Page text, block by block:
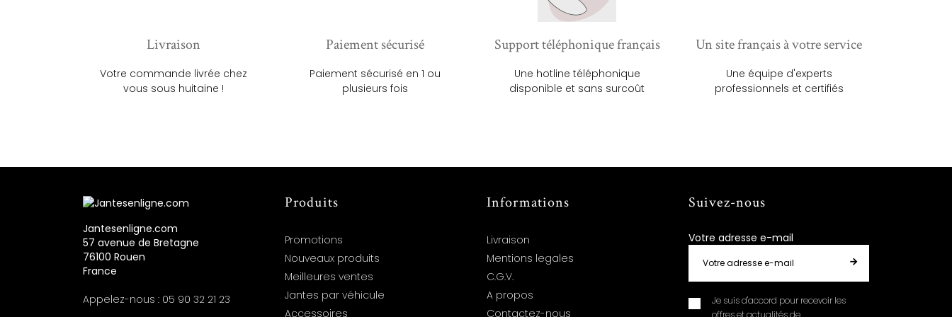
Livraison
Votre commande livrée chez
vous sous huitaine !
Paiement sécurisé
Paiement sécurisé en 1 ou
plusieurs fois
Support téléphonique français
Une hotline téléphonique
disponible et sans surcoût
Un site français à votre service
Une équipe d'experts
professionnels et certifiés
Jantesenligne.com
57 avenue de Bretagne
76100 Rouen
France
Appelez-nous : 05 90 32 21 23
Produits
Promotions
Nouveaux produits
Meilleures ventes
Jantes par véhicule
Accessoires
Informations
Livraison
Mentions legales
C.G.V.
A propos
Contactez-nous
Suivez-nous
Votre adresse e-mail
Je suis d'accord pour recevoir les